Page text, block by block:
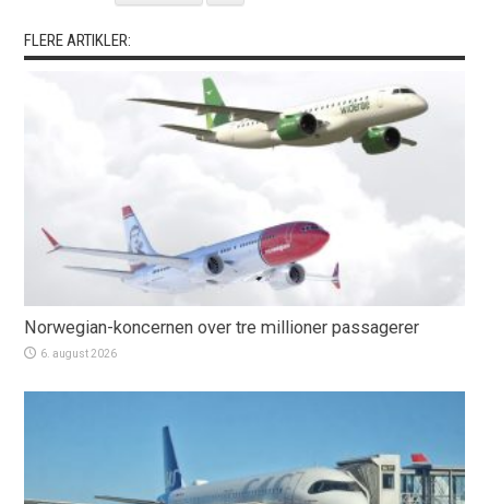
FLERE ARTIKLER:
Norwegian-koncernen over tre millioner passagerer
6. august 2026